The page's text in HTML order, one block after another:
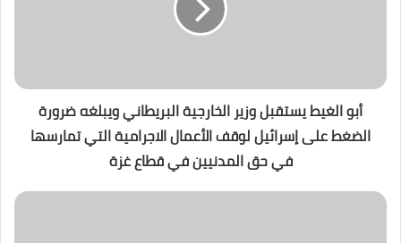
أبو الغيط يستقبل وزير الخارجية البريطاني ويبلغه ضرورة
الضغط على إسرائيل لوقف الأعمال الاجرامية التي تمارسها
في حق المدنيين في قطاع غزة